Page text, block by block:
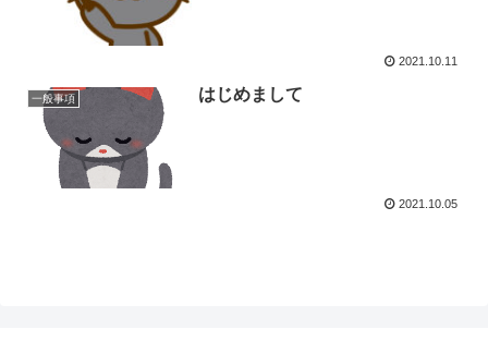
2021.10.11
一般事項 はじめまして
2021.10.05